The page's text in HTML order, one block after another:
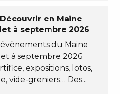
en Maine
à septembre 2026
du Maine
à septembre 2026
expositions, lotos,
vide-greniers… Des...